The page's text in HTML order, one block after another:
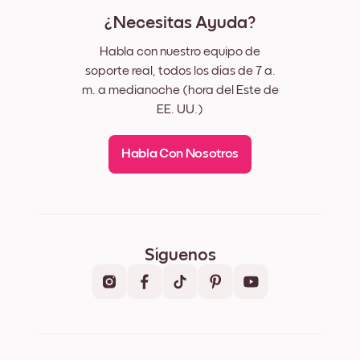
¿Necesitas Ayuda?
Habla con nuestro equipo de
soporte real, todos los días de 7 a.
m. a medianoche (hora del Este de
EE. UU.)
Habla Con Nosotros
Síguenos